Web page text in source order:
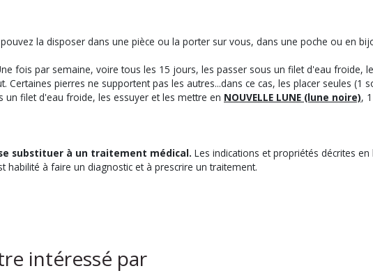
la disposer dans une pièce ou la porter sur vous, dans une poche ou en
fois par semaine, voire tous les 15 jours, les passer sous un filet d'eau froide,
pierres ne supportent pas les autres...dans ce cas, les placer seules (1
filet d'eau froide, les essuyer et les mettre en NOUVELLE LUNE (lune noire),
substituer à un traitement médical. Les indications et propriétés décrites
habilité à faire un diagnostic et à prescrire un traitement.
intéressé par